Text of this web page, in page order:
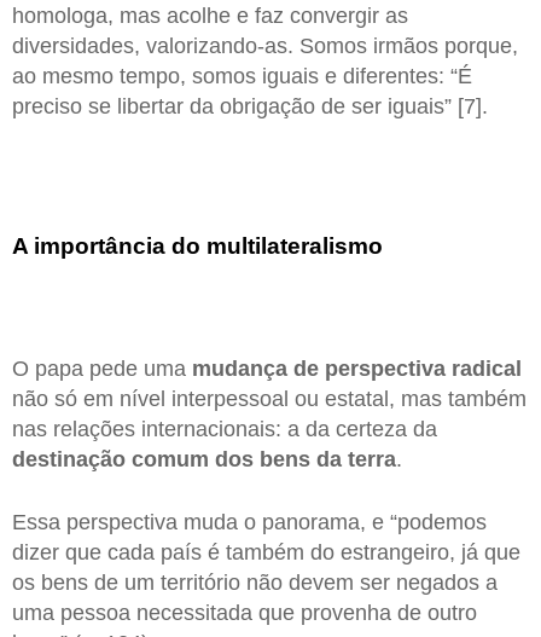
homologa, mas acolhe e faz convergir as
diversidades, valorizando-as. Somos irmãos porque,
ao mesmo tempo, somos iguais e diferentes: “É
preciso se libertar da obrigação de ser iguais” [7].
A importância do multilateralismo
O papa pede uma mudança de perspectiva radical
não só em nível interpessoal ou estatal, mas também
nas relações internacionais: a da certeza da
destinação comum dos bens da terra.
Essa perspectiva muda o panorama, e “podemos
dizer que cada país é também do estrangeiro, já que
os bens de um território não devem ser negados a
uma pessoa necessitada que provenha de outro